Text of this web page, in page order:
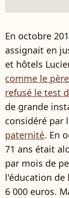
En octobre
assignait en
et hôtels
comme le
refusé le test
de grande
considéré par
paternité. En
71 ans était
par mois de
l'éducation de
6 000 euros.